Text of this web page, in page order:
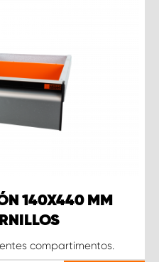
140X440 MM
compartimentos.